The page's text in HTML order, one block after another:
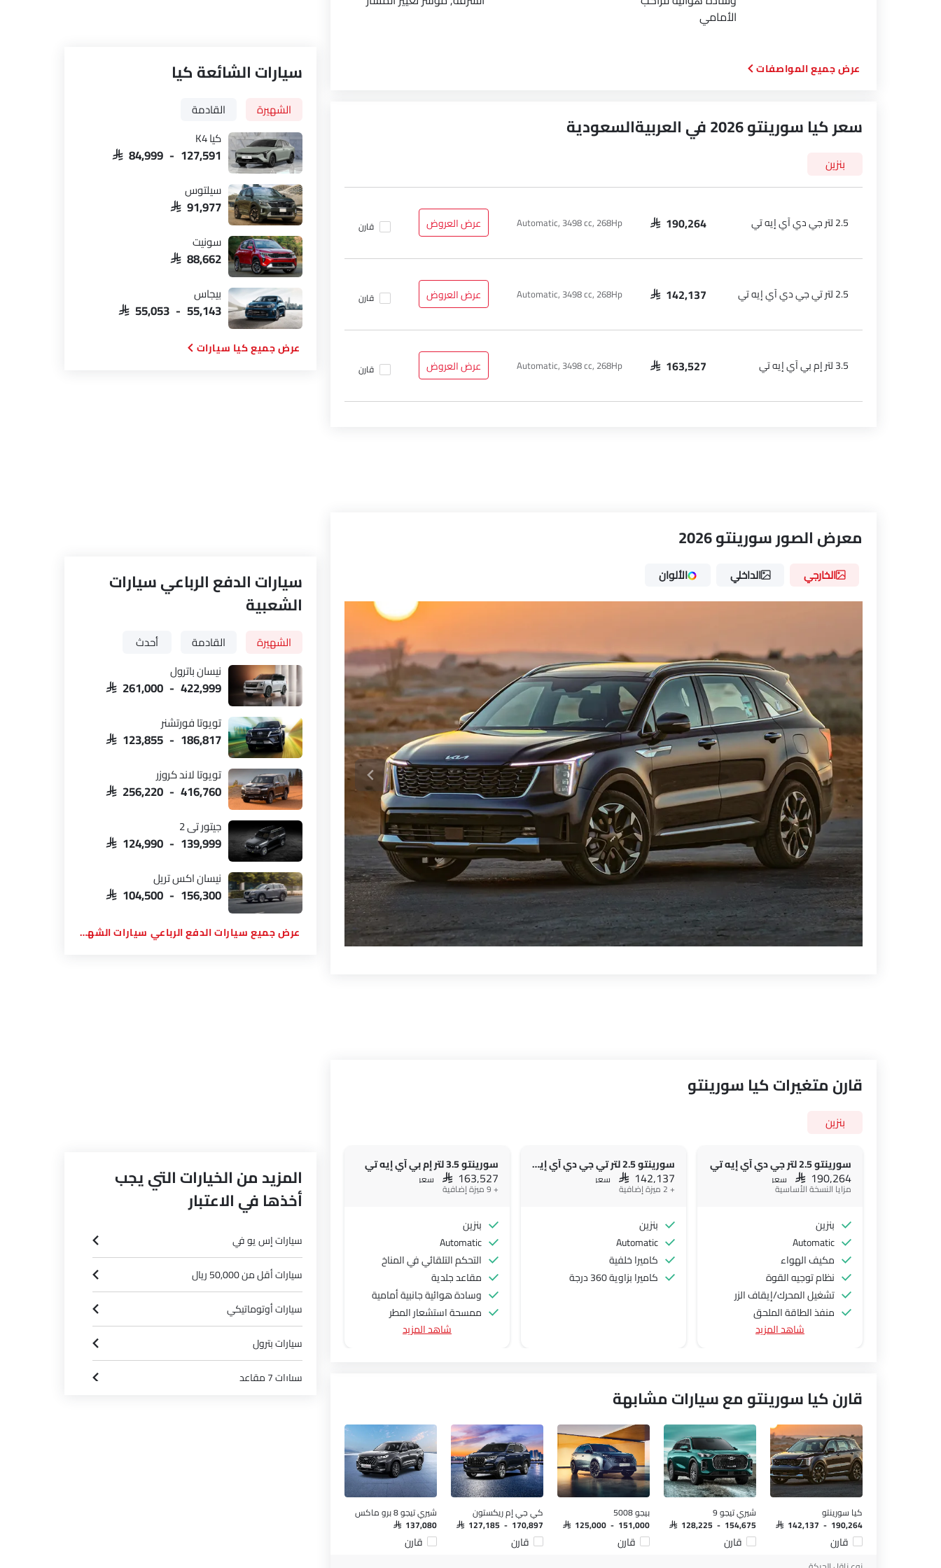
الأمامي
المواصفات
سعر كيا سورينتو 2026 في العربيةالسعودية
بنزين
2.5 لتر جي دي آي إيه تي SAR 190,264
Automatic, 3498 cc, 268Hp عرض العروض قارن
2.5 لتر تي جي دي آي إيه تي SAR 142,137
Automatic, 3498 cc, 268Hp عرض العروض قارن
3.5 لتر إم بي آي إيه تي SAR 163,527
Automatic, 3498 cc, 268Hp عرض العروض قارن
معرض الصور سورينتو 2026
الخارجي الداخلي الألوان
قارن متغيرات كيا سورينتو
بنزين
سورينتو 2.5 لتر جي دي آي إيه تي
SAR 190,264 سعر
مزايا النسخة الأساسية
بنزين
Automatic
مكيف الهواء
نظام توجيه القوة
تشغيل المحرك/إيقاف الزر
منفذ الطاقة الملحق
نظام التحكم في السرعة
مكبرات الصوت الخلفية
التحكم التلقائي في المناخ
نوافذ كهربائية أمامية
ضوء تحذير منخفض من الوقود
مقاعد قابلة للتعديل
دعم المقعد القطني
مقاعد جلدية
حاملات الأكواب-أمامية
شاهد المزيد
سورينتو 2.5 لتر تي جي دي آي إيه تي
SAR 142,137 سعر
+ 2 ميزة إضافية
بنزين
Automatic
كاميرا خلفية
كاميرا بزاوية 360 درجة
سورينتو 3.5 لتر إم بي آي إيه تي
SAR 163,527 سعر
+ 9 ميزة إضافية
بنزين
Automatic
التحكم التلقائي في المناخ
مقاعد جلدية
وسادة هوائية جانبية أمامية
ممسحة استشعار المطر
نظام التحكم في ثبات السيارة
شاهد المزيد
قارن كيا سورينتو مع سيارات مشابهة
كيا سورينتو
SAR 142,137 - 190,264
قارن
شيري تيجو 9
SAR 128,225 - 154,675
قارن
بيجو 5008
SAR 125,000 - 151,000
قارن
كي جي إم ريكستون
SAR 127,185 - 170,897
قارن
شيري تيجو 8 برو ماكس
SAR 137,080
قارن
سيارات الشائعة كيا
الشهيرة
القادمة
كيا K4
SAR 84,999 - 127,591
سيلتوس
SAR 91,977
سونيت
SAR 88,662
بيجاس
SAR 55,053 - 55,143
كيا سيارات
سيارات الدفع الرباعي سيارات
الشعبية
الشهيرة القادمة
أحدث
نيسان باترول
SAR 261,000 - 422,999
تويوتا فورتشنر
SAR 123,855 - 186,817
تويوتا لاند كروزر
SAR 256,220 - 416,760
جيتور تي 2
SAR 124,990 - 139,999
نيسان اكس تريل
SAR 104,500 - 156,300
سيارات الدفع الرباعي سيارات الشهيرة
المزيد من الخيارات التي يجب
أخذها في الاعتبار
سيارات إس يو في
سيارات أقل من 50,000 ريال
سيارات أوتوماتيكي
سيارات بترول
سيارات 7 مقاعد